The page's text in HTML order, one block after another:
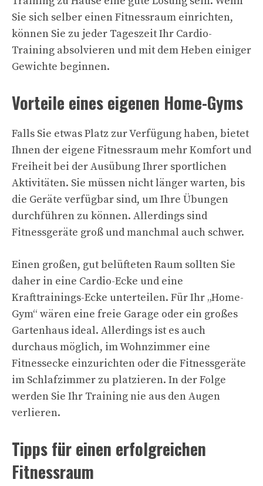
Sie sich selber einen Fitnessraum einrichten,
können Sie zu jeder Tageszeit Ihr Cardio-
Training absolvieren und mit dem Heben einiger
Gewichte beginnen.
Vorteile eines eigenen Home-Gyms
Falls Sie etwas Platz zur Verfügung haben, bietet
Ihnen der eigene Fitnessraum mehr Komfort und
Freiheit bei der Ausübung Ihrer sportlichen
Aktivitäten. Sie müssen nicht länger warten, bis
die Geräte verfügbar sind, um Ihre Übungen
durchführen zu können. Allerdings sind
Fitnessgeräte groß und manchmal auch schwer.
Einen großen, gut belüfteten Raum sollten Sie
daher in eine Cardio-Ecke und eine
Krafttrainings-Ecke unterteilen. Für Ihr „Home-
Gym“ wären eine freie Garage oder ein großes
Gartenhaus ideal. Allerdings ist es auch
durchaus möglich, im Wohnzimmer eine
Fitnessecke einzurichten oder die Fitnessgeräte
im Schlafzimmer zu platzieren. In der Folge
werden Sie Ihr Training nie aus den Augen
verlieren.
Tipps für einen erfolgreichen
Fitnessraum